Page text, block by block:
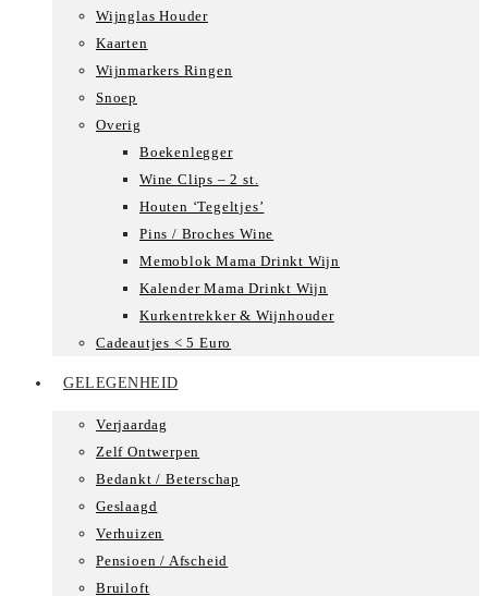
Wijnglas Houder
Kaarten
Wijnmarkers Ringen
Snoep
Overig
Boekenlegger
Wine Clips – 2 st.
Houten ‘Tegeltjes’
Pins / Broches Wine
Memoblok Mama Drinkt Wijn
Kalender Mama Drinkt Wijn
Kurkentrekker & Wijnhouder
Cadeautjes < 5 Euro
GELEGENHEID
Verjaardag
Zelf Ontwerpen
Bedankt / Beterschap
Geslaagd
Verhuizen
Pensioen / Afscheid
Bruiloft